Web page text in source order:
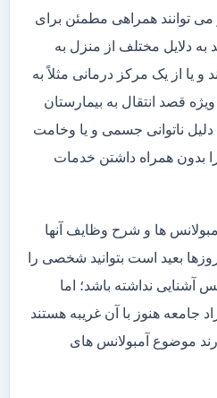
توانند همراهی مطمئن برای
به دلایل مختلف از منزل به
و یا از یک مرکز درمانی مثلاً به
قصد انتقال به بیمارستان
دلیل ناتوانی جسمی و یا وخامت
بدون همراه داشتن خدمات
ها و شرح وظایف آنها
بعید است بتوانید شخصی را
آشنایی نداشته باشد؛ اما
جامعه هنوز با آن غریبه هستند
موضوع آمبولانس های